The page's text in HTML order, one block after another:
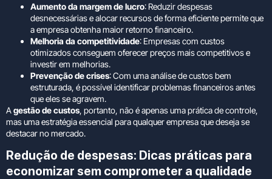
Aumento da margem de lucro: Reduzir despesas
desnecessárias e alocar recursos de forma eficiente permite que
a empresa obtenha maior retorno financeiro.
Melhoria da competitividade: Empresas com custos
otimizados conseguem oferecer preços mais competitivos e
investir em melhorias.
Prevenção de crises: Com uma análise de custos bem
estruturada, é possível identificar problemas financeiros antes
que eles se agravem.
Agestão de custos, portanto, não é apenas uma prática de controle,
mas uma estratégia essencial para qualquer empresa que deseja se
destacar no mercado.
Redução de despesas: Dicas práticas para
economizar sem comprometer a qualidade